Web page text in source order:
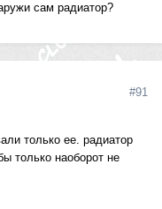
сам радиатор?
#91
только ее. радиатор
только наоборот не